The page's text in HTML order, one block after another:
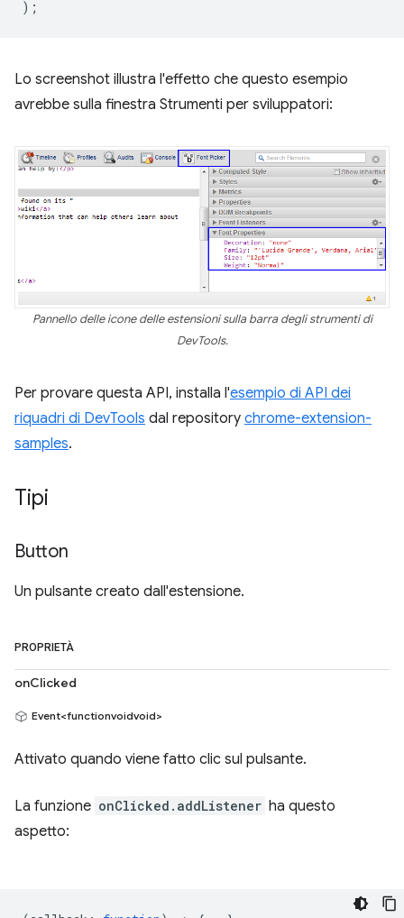
);
Lo screenshot illustra l'effetto che questo esempio
avrebbe sulla finestra Strumenti per sviluppatori:
Pannello delle icone delle estensioni sulla barra degli strumenti di
DevTools.
Per provare questa API, installa l'esempio di API dei
riquadri di DevTools dal repository chrome-extension-
samples.
Tipi
Button
Un pulsante creato dall'estensione.
PROPRIETÀ
onClicked
Event<functionvoidvoid>
Attivato quando viene fatto clic sul pulsante.
La funzione onClicked.addListener ha questo
aspetto: